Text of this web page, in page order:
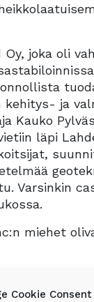
Cookie Consent
joka oli
ja
Kauko Pylväs
läpi
Varsinkin
miehet
monia